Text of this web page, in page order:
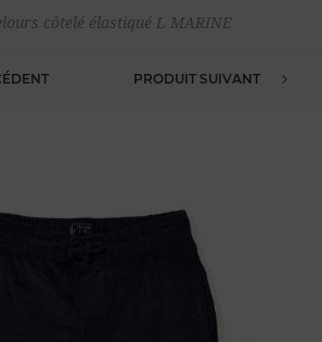
côtelé élastiqué L MARINE
PRODUIT SUIVANT